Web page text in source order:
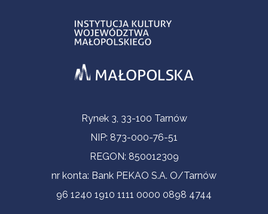
Informacje kontaktoweRynek 3, 33-100 Tarnów
NIP: 873-000-76-51
REGON: 850012309
nr konta: Bank PEKAO S.A. O/Tarnów
96 1240 1910 1111 0000 0898 4744